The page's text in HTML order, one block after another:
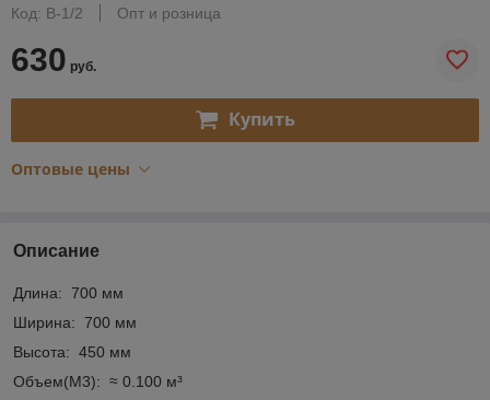
Код: В-1/2
Опт и розница
630 руб.
Купить
Оптовые цены
Описание
Длина: 700 мм
Ширина: 700 мм
Высота: 450 мм
Объем(М3): ≈ 0.100 м³